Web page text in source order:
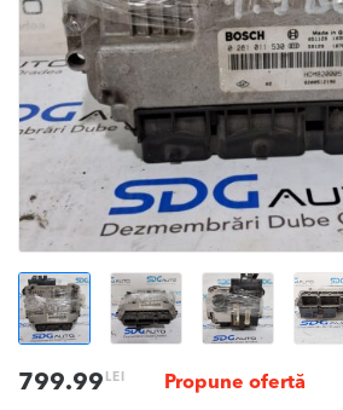
799.99 LEI Propune ofertă